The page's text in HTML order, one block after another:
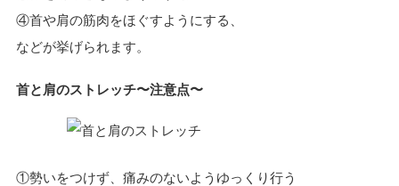
④首や肩の筋肉をほぐすようにする、
などが挙げられます。
首と肩のストレッチ〜注意点〜
①勢いをつけず、痛みのないようゆっくり行う